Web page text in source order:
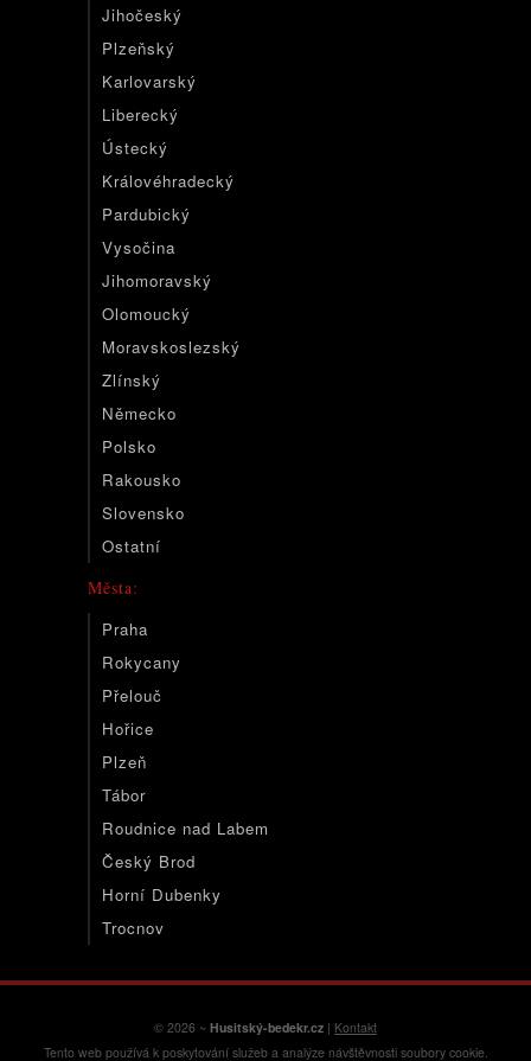
Jihočeský
Plzeňský
Karlovarský
Liberecký
Ústecký
Královéhradecký
Pardubický
Vysočina
Jihomoravský
Olomoucký
Moravskoslezský
Zlínský
Německo
Polsko
Rakousko
Slovensko
Ostatní
Města:
Praha
Rokycany
Přelouč
Hořice
Plzeň
Tábor
Roudnice nad Labem
Český Brod
Horní Dubenky
Trocnov
© 2026 ~ Husitský-bedekr.cz | Kontakt
Tento web používá k poskytování služeb a analýze návštěvnosti soubory cookie.